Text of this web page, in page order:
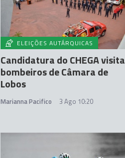
ELEIÇÕES AUTÁRQUICAS
Candidatura do CHEGA visita
bombeiros de Câmara de
Lobos
Marianna Pacifico 3 Ago 10:20